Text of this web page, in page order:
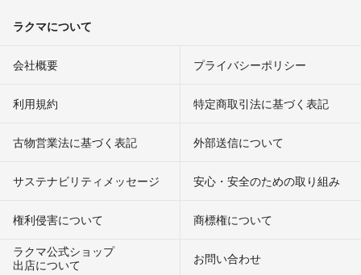
ラクマについて
会社概要 プライバシーポリシー
利用規約 特定商取引法に基づく表記
古物営業法に基づく表記 外部送信について
サステナビリティメッセージ 安心・安全のための取り組み
権利侵害について
商標権について
ラクマ公式ショップ
出店について
お問い合わせ